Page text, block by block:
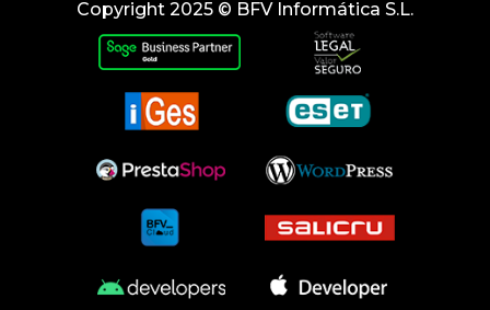
Copyright 2025 © BFV Informática S.L.